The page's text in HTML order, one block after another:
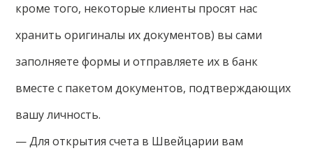
кроме того, некоторые клиенты просят нас
хранить оригиналы их документов) вы сами
заполняете формы и отправляете их в банк
вместе с пакетом документов, подтверждающих
вашу личность.
— Для открытия счета в Швейцарии вам